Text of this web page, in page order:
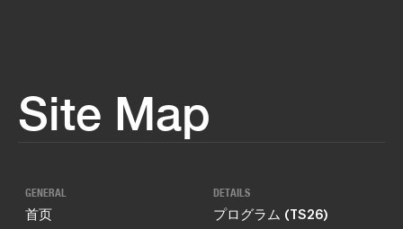
Site Map
GENERAL
首页
DETAILS
プログラム (TS26)